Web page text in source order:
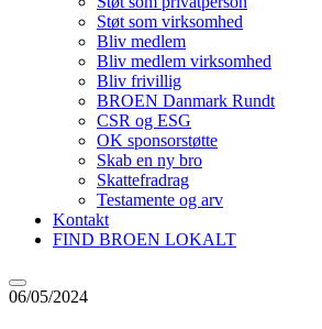
Støt som virksomhed
Bliv medlem
Bliv medlem virksomhed
Bliv frivillig
BROEN Danmark Rundt
CSR og ESG
OK sponsorstøtte
Skab en ny bro
Skattefradrag
Testamente og arv
Kontakt
FIND BROEN LOKALT
06/05/2024